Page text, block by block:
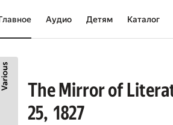
Аудио Детям Каталог
The Mirror of
25, 1827